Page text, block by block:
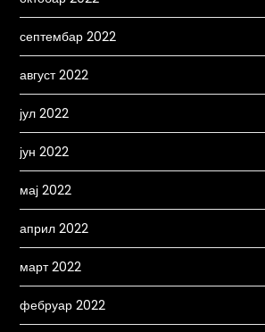
септембар 2022
август 2022
јул 2022
јун 2022
мај 2022
април 2022
март 2022
фебруар 2022